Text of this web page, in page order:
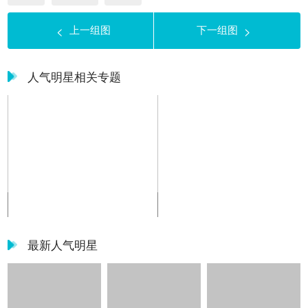
< 上一组图 下一组图 >
人气明星相关专题
最新人气明星